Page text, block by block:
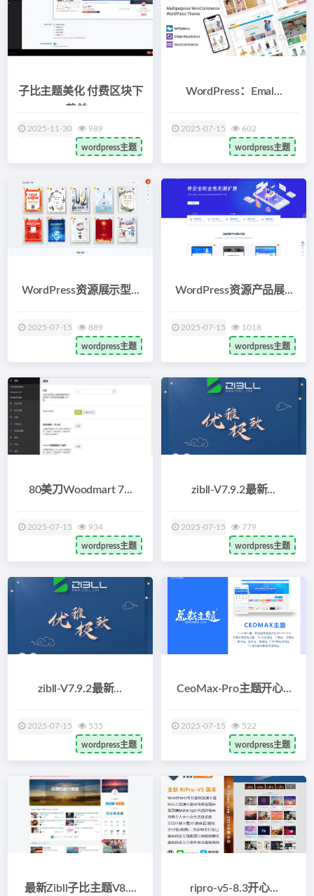
子比主题美化 付费区块下
2025-11-30 989
wordpress主题
WordPress：Emal...
2025-07-15 602
wordpress主题
WordPress资源展示型...
2025-07-15 889
wordpress主题
WordPress资源产品展...
2025-07-15 1018
wordpress主题
80美刀Woodmart 7...
2025-07-15 934
wordpress主题
zibll-V7.9.2最新...
2025-07-15 779
wordpress主题
zibll-V7.9.2最新...
2025-07-15 535
wordpress主题
CeoMax-Pro主题开心...
2025-07-15 522
wordpress主题
最新Zibll子比主题V8.... ripro-v5-8.3开心...